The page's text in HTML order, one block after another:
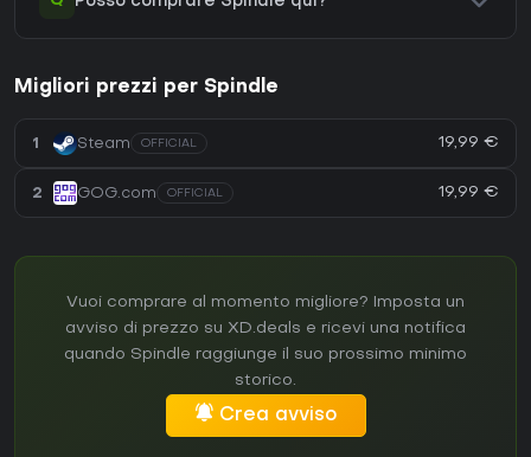
Migliori prezzi per Spindle
1 Steam OFFICIAL 19,99 €
2 GOG.com OFFICIAL 19,99 €
Vuoi comprare al momento migliore? Imposta un
avviso di prezzo su XD.deals e ricevi una notifica
quando Spindle raggiunge il suo prossimo minimo
storico.
Crea avviso